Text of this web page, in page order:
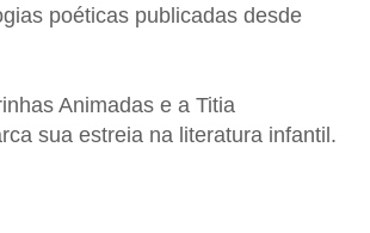
poéticas publicadas desde
Animadas e a Titia
sua estreia na literatura infantil.